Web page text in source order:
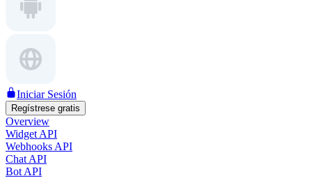
Iniciar Sesión
Regístrese gratis
Overview
Widget API
Webhooks API
Chat API
Bot API